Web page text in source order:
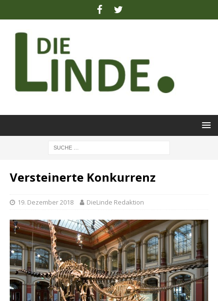
Versteinerte Konkurrenz
19. Dezember 2018 DieLinde Redaktion